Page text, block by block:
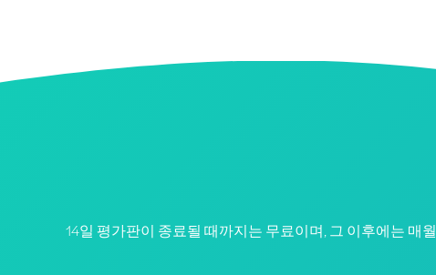
14일 평가판이 종료될 때까지는 무료이며, 그 이후에는 매